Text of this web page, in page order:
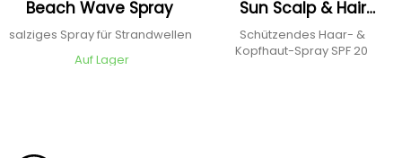
Beach Wave Spray
salziges Spray für Strandwellen
Auf Lager
Sun Scalp & Hair
Protection Mist
Schützendes Haar- &
Kopfhaut-Spray SPF 20